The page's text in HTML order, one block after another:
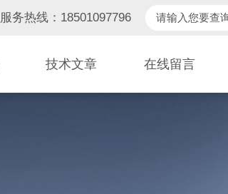
服务热线：18501097796
技术文章 在线留言